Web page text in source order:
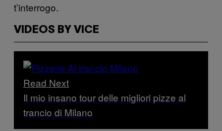
t’interrogo.
VIDEOS BY VICE
Read Next
Il mio insano tour delle migliori pizze al
trancio di Milano